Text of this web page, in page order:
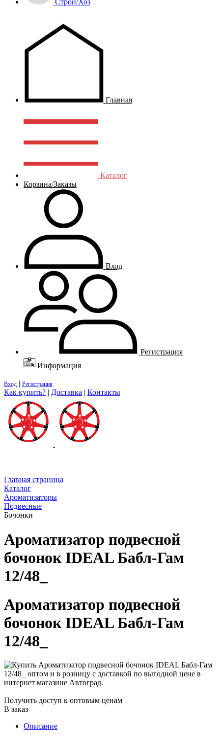
Строй/Хоз
Главная
Каталог
Корзина/Заказы
Вход
Регистрация
Информация
Вход | Регистрация
Как купить? | Доставка | Контакты
Главная страница
Каталог
Ароматизаторы
Подвесные
Бочонки
Ароматизатор подвесной
бочонок IDEAL Бабл-Гам
12/48_
Ароматизатор подвесной
бочонок IDEAL Бабл-Гам
12/48_
Получить доступ к оптовым ценам
В заказ
Описание